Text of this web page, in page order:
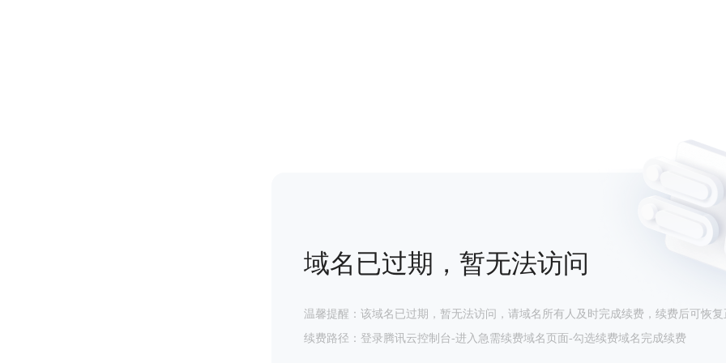
域名已过期，暂无法访问
温馨提醒：该域名已过期，暂无法访问，请域名所有人及时完成续费，续费后可恢复
续费路径：登录腾讯云控制台-进入急需续费域名页面-勾选续费域名完成续费